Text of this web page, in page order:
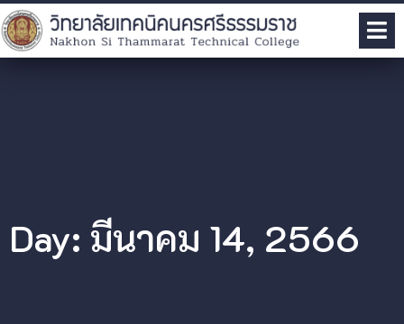
Day: มีนาคม 14, 2566